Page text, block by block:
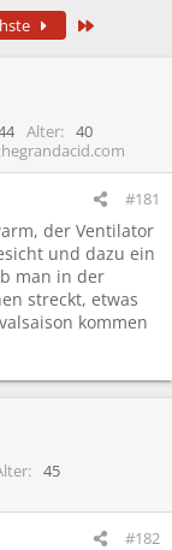
Alter
40
#181
der Ventilator
und dazu ein
man in der
streckt, etwas
kommen
45
#182